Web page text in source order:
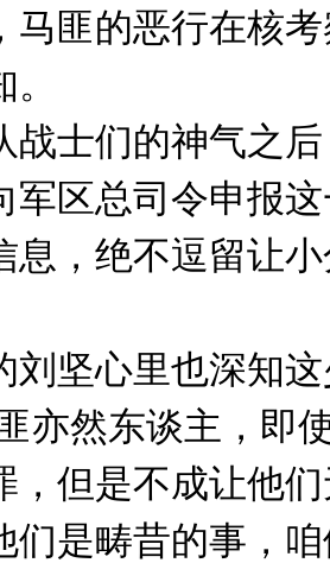
马匪的恶行在核
战士们的神气之
军区总司令申报
息，绝不逗留让
刘坚心里也深知
亦然东谈主，即
，但是不成让他
们是畴昔的事，